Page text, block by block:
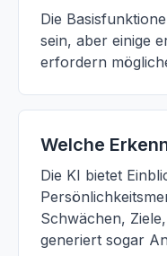
Die
sein, aber einige
erfordern
Welche
Die KI bietet
Schwächen,
generiert sogar